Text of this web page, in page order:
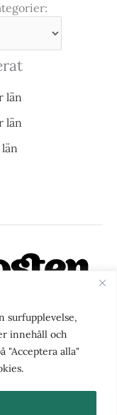
surfupplevelse,
innehåll och
"Acceptera alla"
län
län
på nätet. Med
blick för det större
för nyheter,
grundades 1988 och